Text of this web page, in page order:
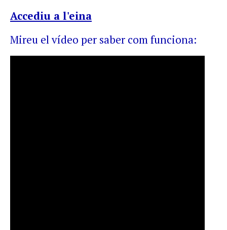
Accediu a l'eina
Mireu el vídeo per saber com funciona: